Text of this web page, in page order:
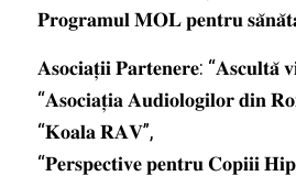
𝐏𝐫𝐨𝐠𝐫𝐚𝐦𝐮𝐥 𝐌𝐎𝐋 𝐩𝐞𝐧𝐭𝐫𝐮
𝐀𝐬𝐨𝐜𝐢𝐚𝐭̦𝐢𝐢 𝐏𝐚𝐫𝐭𝐞𝐧𝐞𝐫𝐞: “𝐀𝐬𝐜𝐮𝐥𝐭𝐚̆
“𝐀𝐬𝐨𝐜𝐢𝐚𝐭̦𝐢𝐚 𝐀𝐮𝐝𝐢𝐨𝐥𝐨𝐠𝐢𝐥𝐨𝐫 𝐝𝐢𝐧
“𝐊𝐨𝐚𝐥𝐚 𝐑𝐀𝐕”,
“𝐏𝐞𝐫𝐬𝐩𝐞𝐜𝐭𝐢𝐯𝐞 𝐩𝐞𝐧𝐭𝐫𝐮 𝐂𝐨𝐩𝐢𝐢𝐢